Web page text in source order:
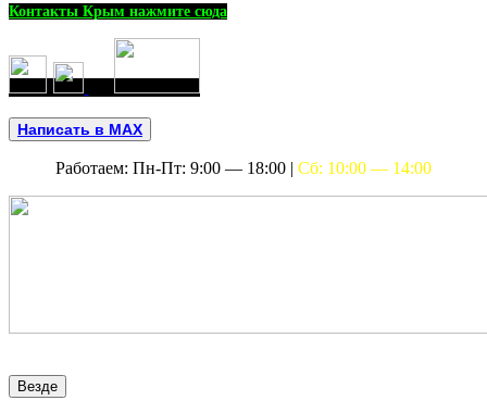
Контакты Крым нажмите сюда
Написать в MAX
Работаем: Пн-Пт: 9:00 — 18:00 | Сб: 10:00 — 14:00
Везде